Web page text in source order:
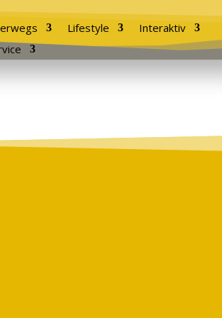
Lifestyle
Interaktiv